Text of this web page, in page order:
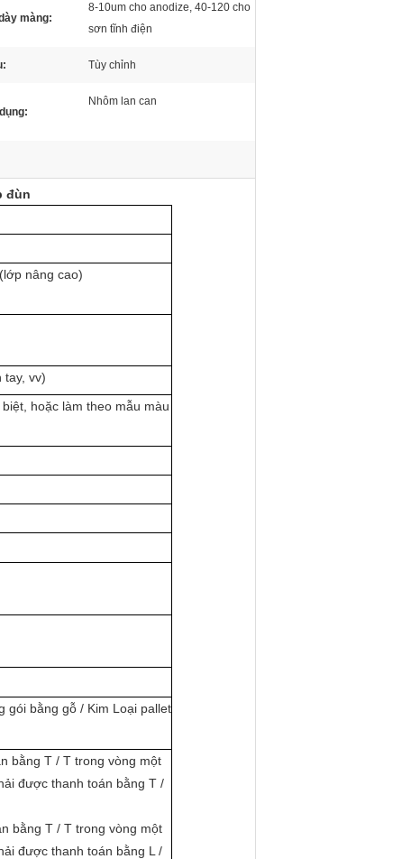
màng:
8-10um cho anodize, 40-120 cho
sơn tĩnh điện
Tùy chỉnh
Nhôm lan can
đùn
nâng cao)
tay, vv)
hoặc làm theo mẫu màu
gói bằng gỗ / Kim Loại pallet
bằng T / T trong vòng một
được thanh toán bằng T /
bằng T / T trong vòng một
được thanh toán bằng L /